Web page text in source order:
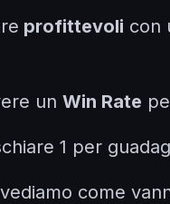
profittevoli con
un Win Rate
1 per
come